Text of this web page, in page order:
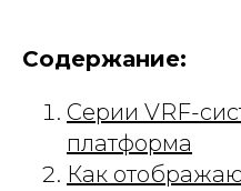
Содержание:
Серии VRF-
платформа
Как